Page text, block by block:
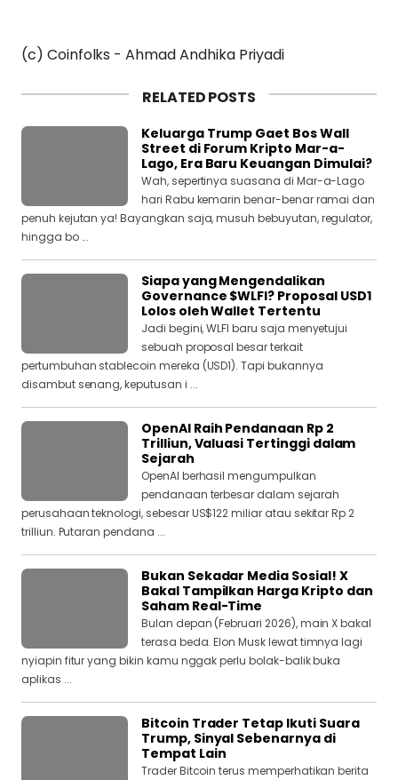
(c) Coinfolks - Ahmad Andhika Priyadi
RELATED POSTS
Keluarga Trump Gaet Bos Wall
Street di Forum Kripto Mar-a-
Lago, Era Baru Keuangan Dimulai?
Wah, sepertinya suasana di Mar-a-Lago
hari Rabu kemarin benar-benar ramai dan
penuh kejutan ya! Bayangkan saja, musuh bebuyutan, regulator,
hingga bo ...
Siapa yang Mengendalikan
Governance $WLFI? Proposal USD1
Lolos oleh Wallet Tertentu
Jadi begini, WLFI baru saja menyetujui
sebuah proposal besar terkait
pertumbuhan stablecoin mereka (USD1). Tapi bukannya
disambut senang, keputusan i ...
OpenAI Raih Pendanaan Rp 2
Trilliun, Valuasi Tertinggi dalam
Sejarah
OpenAI berhasil mengumpulkan
pendanaan terbesar dalam sejarah
perusahaan teknologi, sebesar US$122 miliar atau sekitar Rp 2
trilliun. Putaran pendana ...
Bukan Sekadar Media Sosial! X
Bakal Tampilkan Harga Kripto dan
Saham Real-Time
Bulan depan (Februari 2026), main X bakal
terasa beda. Elon Musk lewat timnya lagi
nyiapin fitur yang bikin kamu nggak perlu bolak-balik buka
aplikas ...
Bitcoin Trader Tetap Ikuti Suara
Trump, Sinyal Sebenarnya di
Tempat Lain
Trader Bitcoin terus memperhatikan berita